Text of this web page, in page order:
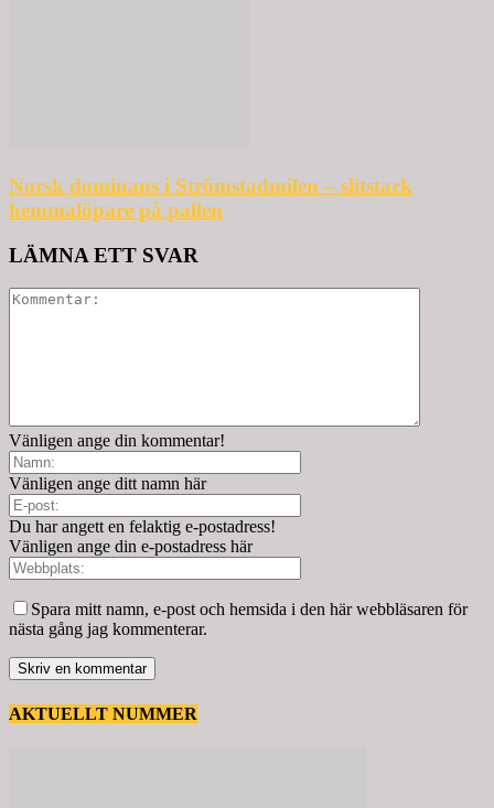
Norsk dominans i Strömstadmilen – slitstark
hemmalöpare på pallen
LÄMNA ETT SVAR
Vänligen ange din kommentar!
Vänligen ange ditt namn här
Du har angett en felaktig e-postadress!
Vänligen ange din e-postadress här
Spara mitt namn, e-post och hemsida i den här webbläsaren för
nästa gång jag kommenterar.
AKTUELLT NUMMER